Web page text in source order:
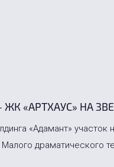
«АРТХАУС» НА
«Адамант» участок
драматического